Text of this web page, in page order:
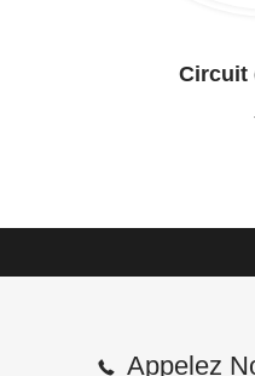
Circuit
Appelez